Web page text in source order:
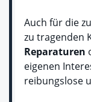
Auch für die
zu tragenden
Reparaturen
eigenen
reibungslose